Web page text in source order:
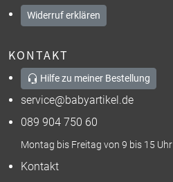
Widerruf erklären
KONTAKT
Hilfe zu meiner Bestellung
service@babyartikel.de
089 904 750 60
Montag bis Freitag von 9 bis 15 Uhr
Kontakt